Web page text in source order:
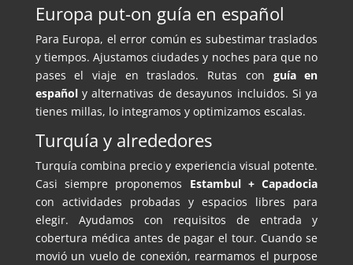
Europa put-on guía en español
Para Europa, el error común es subestimar traslados
y tiempos. Ajustamos ciudades y noches para que no
pases el viaje en traslados. Rutas con guía en
españoly alternativas de desayunos incluidos. Si ya
tienes millas, lo integramos y optimizamos escalas.
Turquía y alrededores
Turquía combina precio y experiencia visual potente.
Casi siempre proponemos Estambul + Capadocia
con actividades probadas y espacios libres para
elegir. Ayudamos con requisitos de entrada y
cobertura médica antes de pagar el tour. Cuando se
movió un vuelo de conexión, rearmamos el purpose